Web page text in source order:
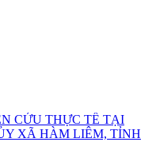
CỨU THỰC TẾ TẠI
XÃ HÀM LIÊM, TỈNH